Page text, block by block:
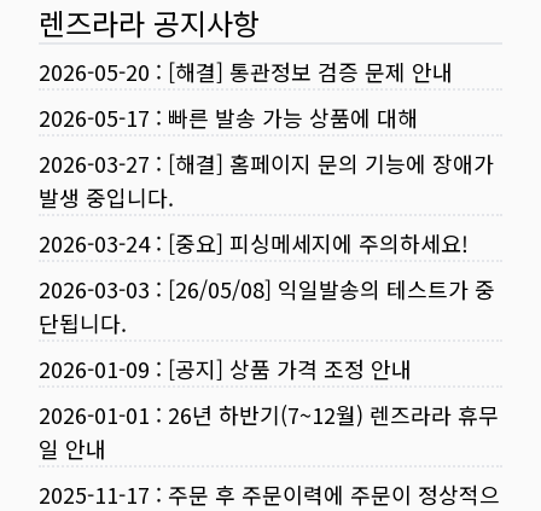
렌즈라라 공지사항
2026-05-20 : [해결] 통관정보 검증 문제 안내
2026-05-17 : 빠른 발송 가능 상품에 대해
2026-03-27 : [해결] 홈페이지 문의 기능에 장애가
발생 중입니다.
2026-03-24: [중요] 피싱메세지에 주의하세요!
2026-03-03 : [26/05/08] 익일발송의 테스트가 중
단됩니다.
2026-01-09 : [공지] 상품 가격 조정 안내
2026-01-01 : 26년 하반기(7~12월) 렌즈라라 휴무
일 안내
2025-11-17 : 주문 후 주문이력에 주문이 정상적으